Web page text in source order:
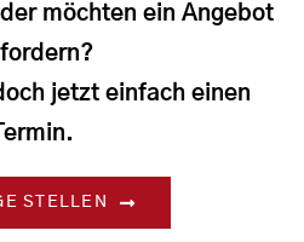
möchten ein Angebot
jetzt einfach einen
Termin.
STELLEN